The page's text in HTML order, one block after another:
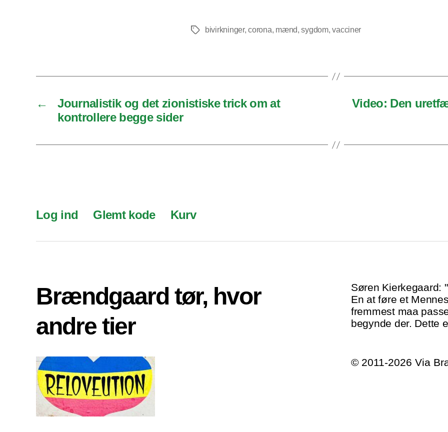
Tagsbivirkninger,corona, mænd,sygdom,vacciner
←
Journalistik og det zionistiske trick om at
kontrollere begge sider
Video: Den
Log ind Glemt kode Kurv
Brændgaard tør, hvor
andre tier
Søren Kierkegaard:
En at føre et
fremmest maa
begynde der. Dette
© 2011-2026 Via